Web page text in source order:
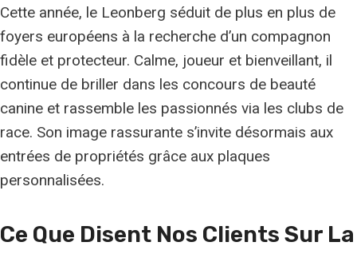
Cette année, le Leonberg séduit de plus en plus de
foyers européens à la recherche d’un compagnon
fidèle et protecteur. Calme, joueur et bienveillant, il
continue de briller dans les concours de beauté
canine et rassemble les passionnés via les clubs de
race. Son image rassurante s’invite désormais aux
entrées de propriétés grâce aux plaques
personnalisées.
Ce Que Disent Nos Clients Sur La